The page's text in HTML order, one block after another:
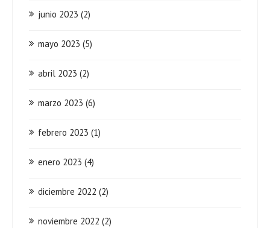
junio 2023 (2)
mayo 2023 (5)
abril 2023 (2)
marzo 2023 (6)
febrero 2023 (1)
enero 2023 (4)
diciembre 2022 (2)
noviembre 2022 (2)